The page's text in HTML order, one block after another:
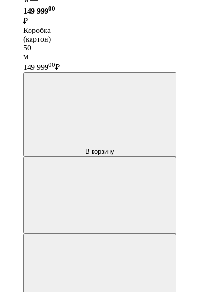
149 99900
₽
Коробка
(картон)
50
м
149 99900₽
В корзину